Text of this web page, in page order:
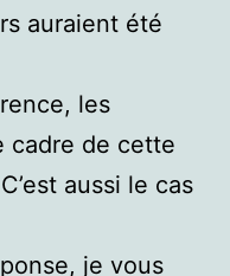
auraient été
les
cadre de cette
aussi le cas
je vous